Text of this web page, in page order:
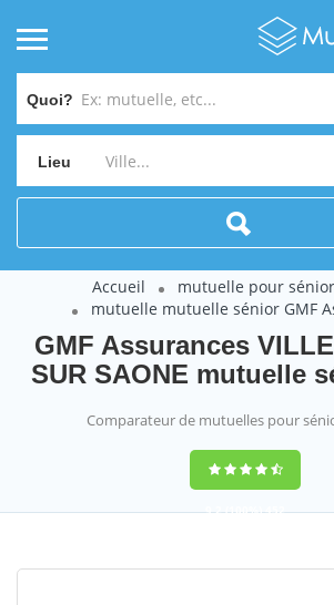
Quoi?
Lieu
Accueil
mutuelle pour
mutuelle mutuelle sénior GMF
GMF Assurances
SUR SAONE mutuelle
Comparateur de mutuelles pour
9,2(100%)452